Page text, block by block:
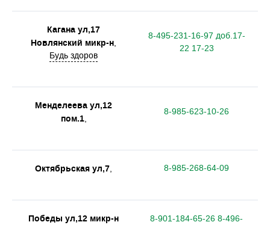
Кагана ул,17
Новлянский микр-н,
Будь здоров
8-495-231-16-97 доб.17-
22 17-23
Менделеева ул,12
пом.1,
8-985-623-10-26
Октябрьская ул,7, 8-985-268-64-09
Победы ул,12 микр-н
8-901-184-65-26 8-496-